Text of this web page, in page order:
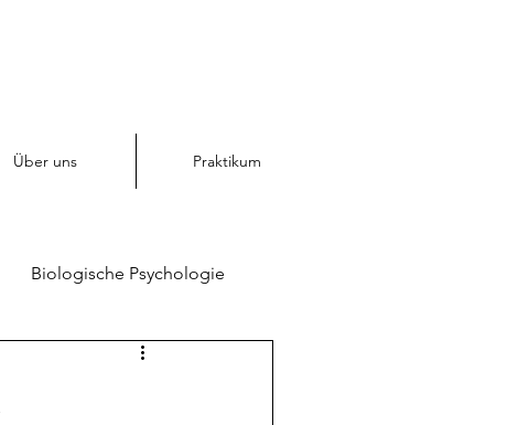
Über uns Praktikum
Biologische Psychologie